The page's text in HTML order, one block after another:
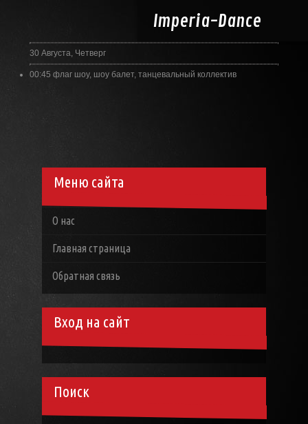
Imperia-Dance
30 Августа, Четверг
00:45 флаг шоу, шоу балет, танцевальный коллектив
Меню сайта
О нас
Главная страница
Обратная связь
Вход на сайт
Поиск